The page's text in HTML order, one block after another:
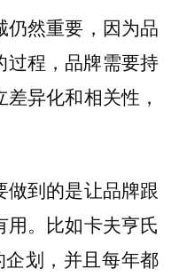
然重要，因为品
过程，品牌需要持
异化和相关性，
到的是让品牌跟
。比如卡夫亨氏
企划，并且每年都